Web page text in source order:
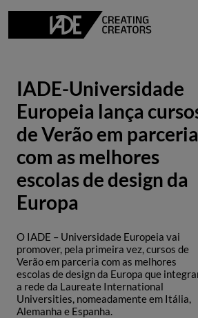
IADE-Universidade
Europeia lança
de Verão em parceria
com as melhores
escolas de design da
Europa
O IADE – Universidade Europeia vai
promover, pela primeira vez, cursos de
Verão em parceria com as melhores
escolas de design da Europa que
a rede da Laureate International
Universities, nomeadamente em Itália,
Alemanha e Espanha.